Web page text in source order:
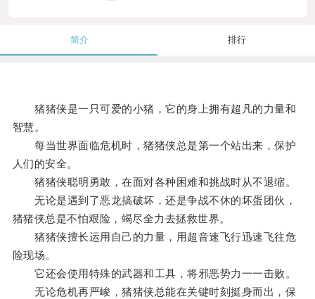
简介 排行
猪猪侠是一只可爱的小猪，它的身上拥有超凡的力量和
智慧。
每当世界面临危机时，猪猪侠总是第一个站出来，保护
人们的安全。
猪猪侠聪明勇敢，在面对各种困难和挑战时从不退缩。
无论是遇到了恶龙搞破坏，还是争战不休的坏蛋团伙，
猪猪侠总是不怕艰险，竭尽全力去拯救世界。
猪猪侠擅长运用自己的力量，用超音速飞行迅速飞往危
险现场。
它还会使用特殊的武器和工具，将邪恶势力一一击败。
无论危机再严峻，猪猪侠总能在关键时刻挺身而出，保